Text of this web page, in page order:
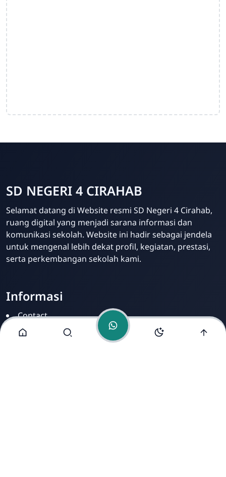
Admin
Online
SD NEGERI 4 CIRAHAB
Selamat datang di Website resmi SD Negeri 4 Cirahab,
ruang digital yang menjadi sarana informasi dan
komunikasi sekolah. Website ini hadir sebagai jendela
untuk mengenal lebih dekat profil, kegiatan, prestasi,
serta perkembangan sekolah kami.
Informasi
Contact
Disclamer